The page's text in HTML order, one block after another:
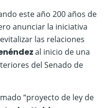
este año 200 años de
anunciar la iniciativa
las relaciones
al inicio de una
del Senado de
“proyecto de ley de